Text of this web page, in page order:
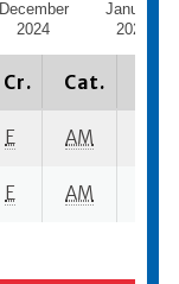
December
2024
January
2025
Cr. Cat.
E AM
E AM